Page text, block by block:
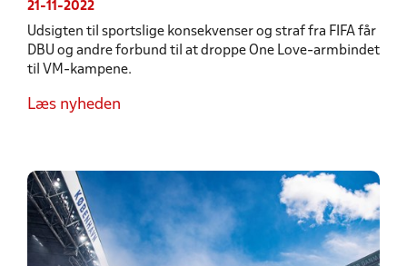
21-11-2022
Udsigten til sportslige konsekvenser og straf fra FIFA får
DBU og andre forbund til at droppe One Love-armbindet
til VM-kampene.
Læs nyheden